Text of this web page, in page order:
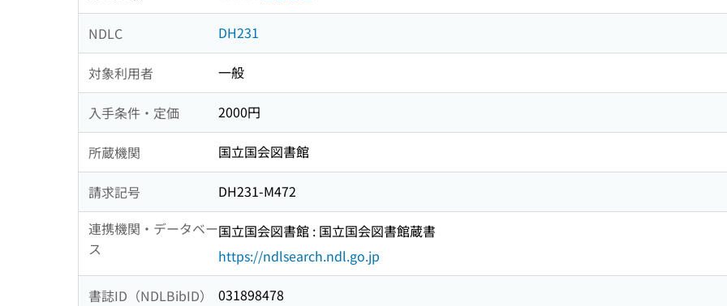
NDLC DH231
対象利用者 一般
入手条件・定価 2000円
所蔵機関 国立国会図書館
請求記号
DH231-M472
連携機関・データベー
ス
国立国会図書館 : 国立国会図書館蔵書
https://ndlsearch.ndl.go.jp
書誌ID（NDLBibID）
031898478